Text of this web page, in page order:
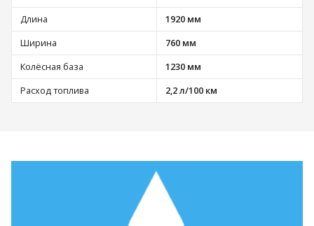
Длина
1920 мм
Ширина
760 мм
Колёсная база
1230 мм
Расход топлива
2,2 л/100 км